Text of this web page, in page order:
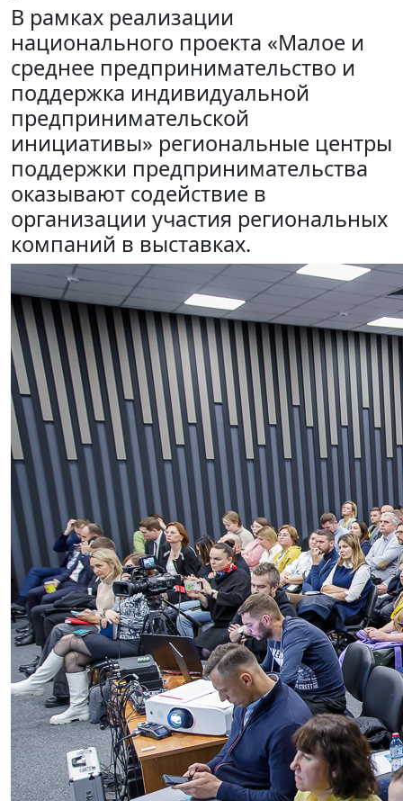
В рамках реализации
национального проекта «Малое и
среднее предпринимательство и
поддержка индивидуальной
предпринимательской
инициативы» региональные центры
поддержки предпринимательства
оказывают содействие в
организации участия региональных
компаний в выставках.